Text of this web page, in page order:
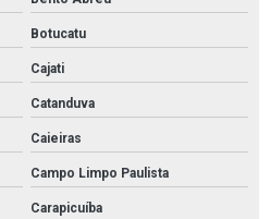
Botucatu
Cajati
Catanduva
Caieiras
Campo Limpo Paulista
Carapicuíba